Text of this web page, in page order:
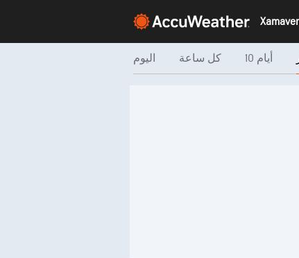
اليوم كل ساعة 10 أيام